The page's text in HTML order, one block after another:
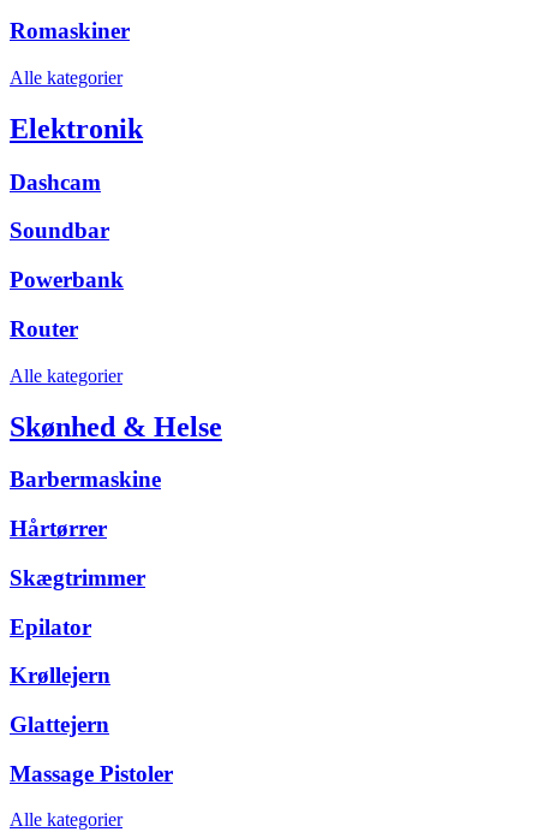
Romaskiner
Alle kategorier
Elektronik
Dashcam
Soundbar
Powerbank
Router
Alle kategorier
Skønhed & Helse
Barbermaskine
Hårtørrer
Skægtrimmer
Epilator
Krøllejern
Glattejern
Massage Pistoler
Alle kategorier